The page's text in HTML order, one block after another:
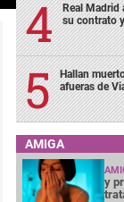
Real Madrid
su contrato
Hallan
afueras de
AMIGA
y